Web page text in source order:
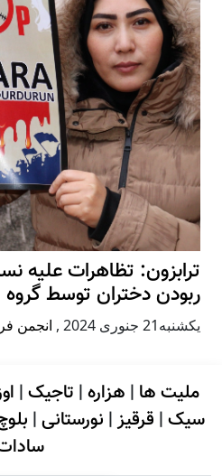
ترابزون: تظاهرات علیه
ربودن دختران توسط گروه
يكشنبه21 جنوری 2024 , انجمن
ملیت ها | هزاره| تاجیک|
سیک| قرقیز| نورستانی|